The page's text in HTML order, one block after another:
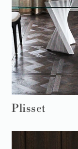
Plisset